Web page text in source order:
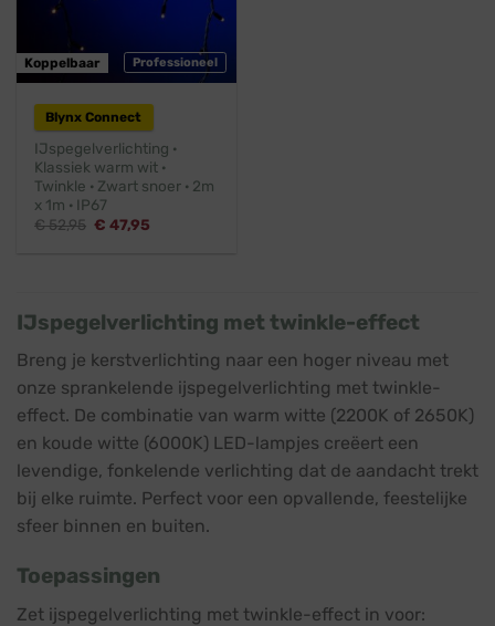
Professioneel
Koppelbaar
Blynx Connect
IJspegelverlichting ·
Klassiek warm wit ·
Twinkle · Zwart snoer · 2m
x 1m · IP67
€52,95 Oorspronkelijke
€ 47,95
IJspegelverlichting met twinkle-effect
Breng je kerstverlichting naar een hoger niveau met
onze sprankelende ijspegelverlichting met twinkle-
effect. De combinatie van warm witte (2200K of 2650K)
en koude witte (6000K) LED-lampjes creëert een
levendige, fonkelende verlichting dat de aandacht trekt
bij elke ruimte. Perfect voor een opvallende, feestelijke
sfeer binnen en buiten.
Toepassingen
Zet ijspegelverlichting met twinkle-effect in voor: